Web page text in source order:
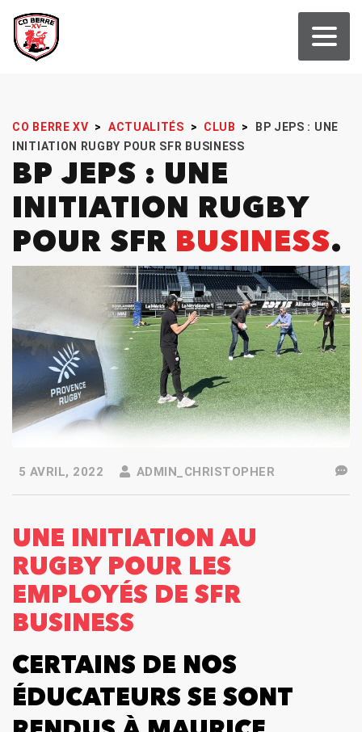
CO BERRE XV > ACTUALITÉS > CLUB >
BP JEPS : UNE
INITIATION RUGBY POUR SFR BUSINESS
BP JEPS : UNE
INITIATION RUGBY
POUR SFR BUSINESS
5 AVRIL, 2022 ADMIN_CHRISTOPHER
UNE INITIATION AU
RUGBY POUR LES
EMPLOYÉS DE SFR
BUSINESS
CERTAINS DE NOS
ÉDUCATEURS SE SONT